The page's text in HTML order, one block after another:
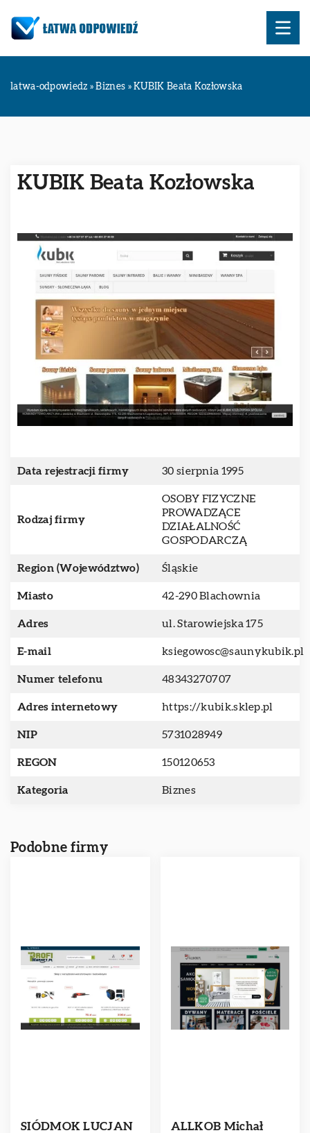
latwa-odpowiedz »Biznes »KUBIK Beata Kozłowska
KUBIK Beata Kozłowska
Data rejestracji firmy 30 sierpnia 1995
Rodzaj firmy
OSOBY FIZYCZNE
PROWADZĄCE
DZIAŁALNOŚĆ
GOSPODARCZĄ
Region (Województwo) Śląskie
Miasto 42-290 Blachownia
Adres ul. Starowiejska 175
E-mail ksiegowosc@saunykubik.pl
Numer telefonu 48343270707
Adres internetowy https://kubik.sklep.pl
NIP 5731028949
REGON 150120653
Kategoria Biznes
Podobne firmy
SIÓDMOK LUCJAN
ALLKOB Michał